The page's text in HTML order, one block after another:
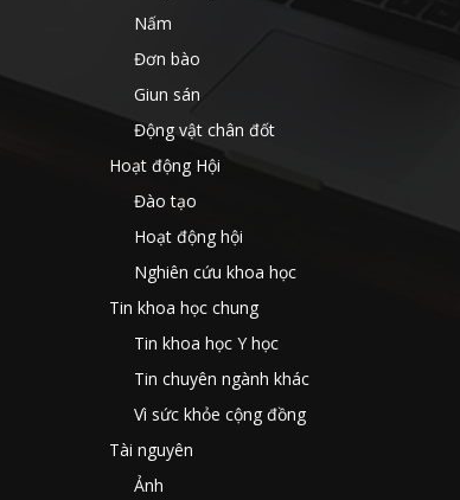
Nấm
Đơn bào
Giun sán
Động vật chân đốt
Hoạt động Hội
Đào tạo
Hoạt động hội
Nghiên cứu khoa học
Tin khoa học chung
Tin khoa học Y học
Tin chuyên ngành khác
Vì sức khỏe cộng đồng
Tài nguyên
Ảnh